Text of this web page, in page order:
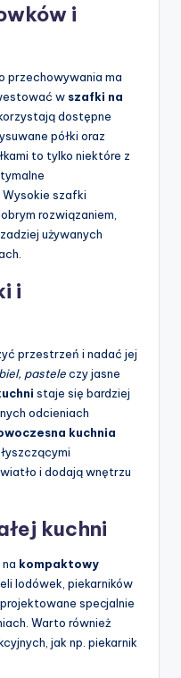
i
przechowywania ma
w szafki na
dostępne
półki oraz
to tylko niektóre z
szafki
rozwiązaniem,
używanych
i
przestrzeń i nadać jej
biel, pasteleczy jasne
staje się bardziej
odcieniach
kuchnia
i dodają wnętrzu
kuchni
kompaktowy
lodówek, piekarników
specjalnie
Warto również
jak np. piekarnik